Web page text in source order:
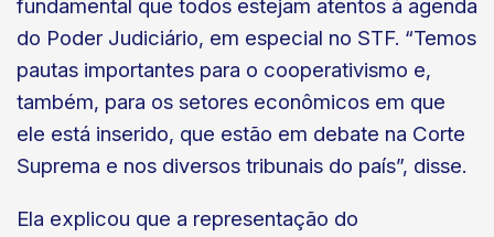
fundamental que todos estejam atentos à agenda
do Poder Judiciário, em especial no STF. “Temos
pautas importantes para o cooperativismo e,
também, para os setores econômicos em que
ele está inserido, que estão em debate na Corte
Suprema e nos diversos tribunais do país”, disse.
Ela explicou que a representação do